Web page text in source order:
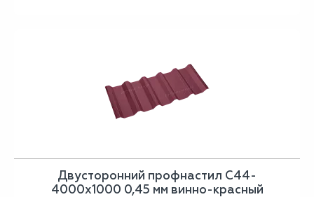
Двусторонний профнастил С44-
4000х1000 0,45 мм винно-красный